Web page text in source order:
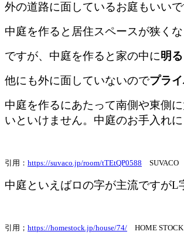
外の道路に面しているお庭もいい
中庭を作ると居住スペースが狭く
ですが、中庭を作ると家の中に明る
他にも外に面していないのでプラ
中庭を作るにあたって南側や東側
いといけません。中庭のお手入れ
引用： https://suvaco.jp/room/tTEtQP0588 SUVACO
中庭といえばロの字が主流ですがL
引用； https://homestock.jp/house/74/ HOME STOCK